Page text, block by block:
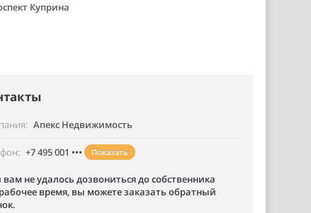
Куприна
Апекс Недвижимость
+7 495 001 ••• Показать
вам не удалось дозвониться до собственника
время, вы можете заказать обратный